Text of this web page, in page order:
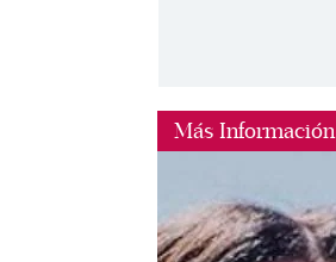
Más Información